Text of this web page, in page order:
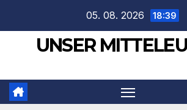
springen
05. 08. 2026 18:39
UNSER